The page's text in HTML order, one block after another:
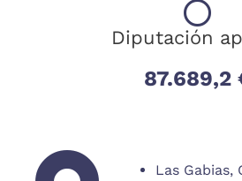
Diputación
87.689,2
Las Gabias,